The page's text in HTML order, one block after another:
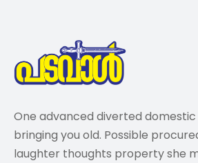
One advanced diverted
bringing you old. Possible
laughter thoughts property she